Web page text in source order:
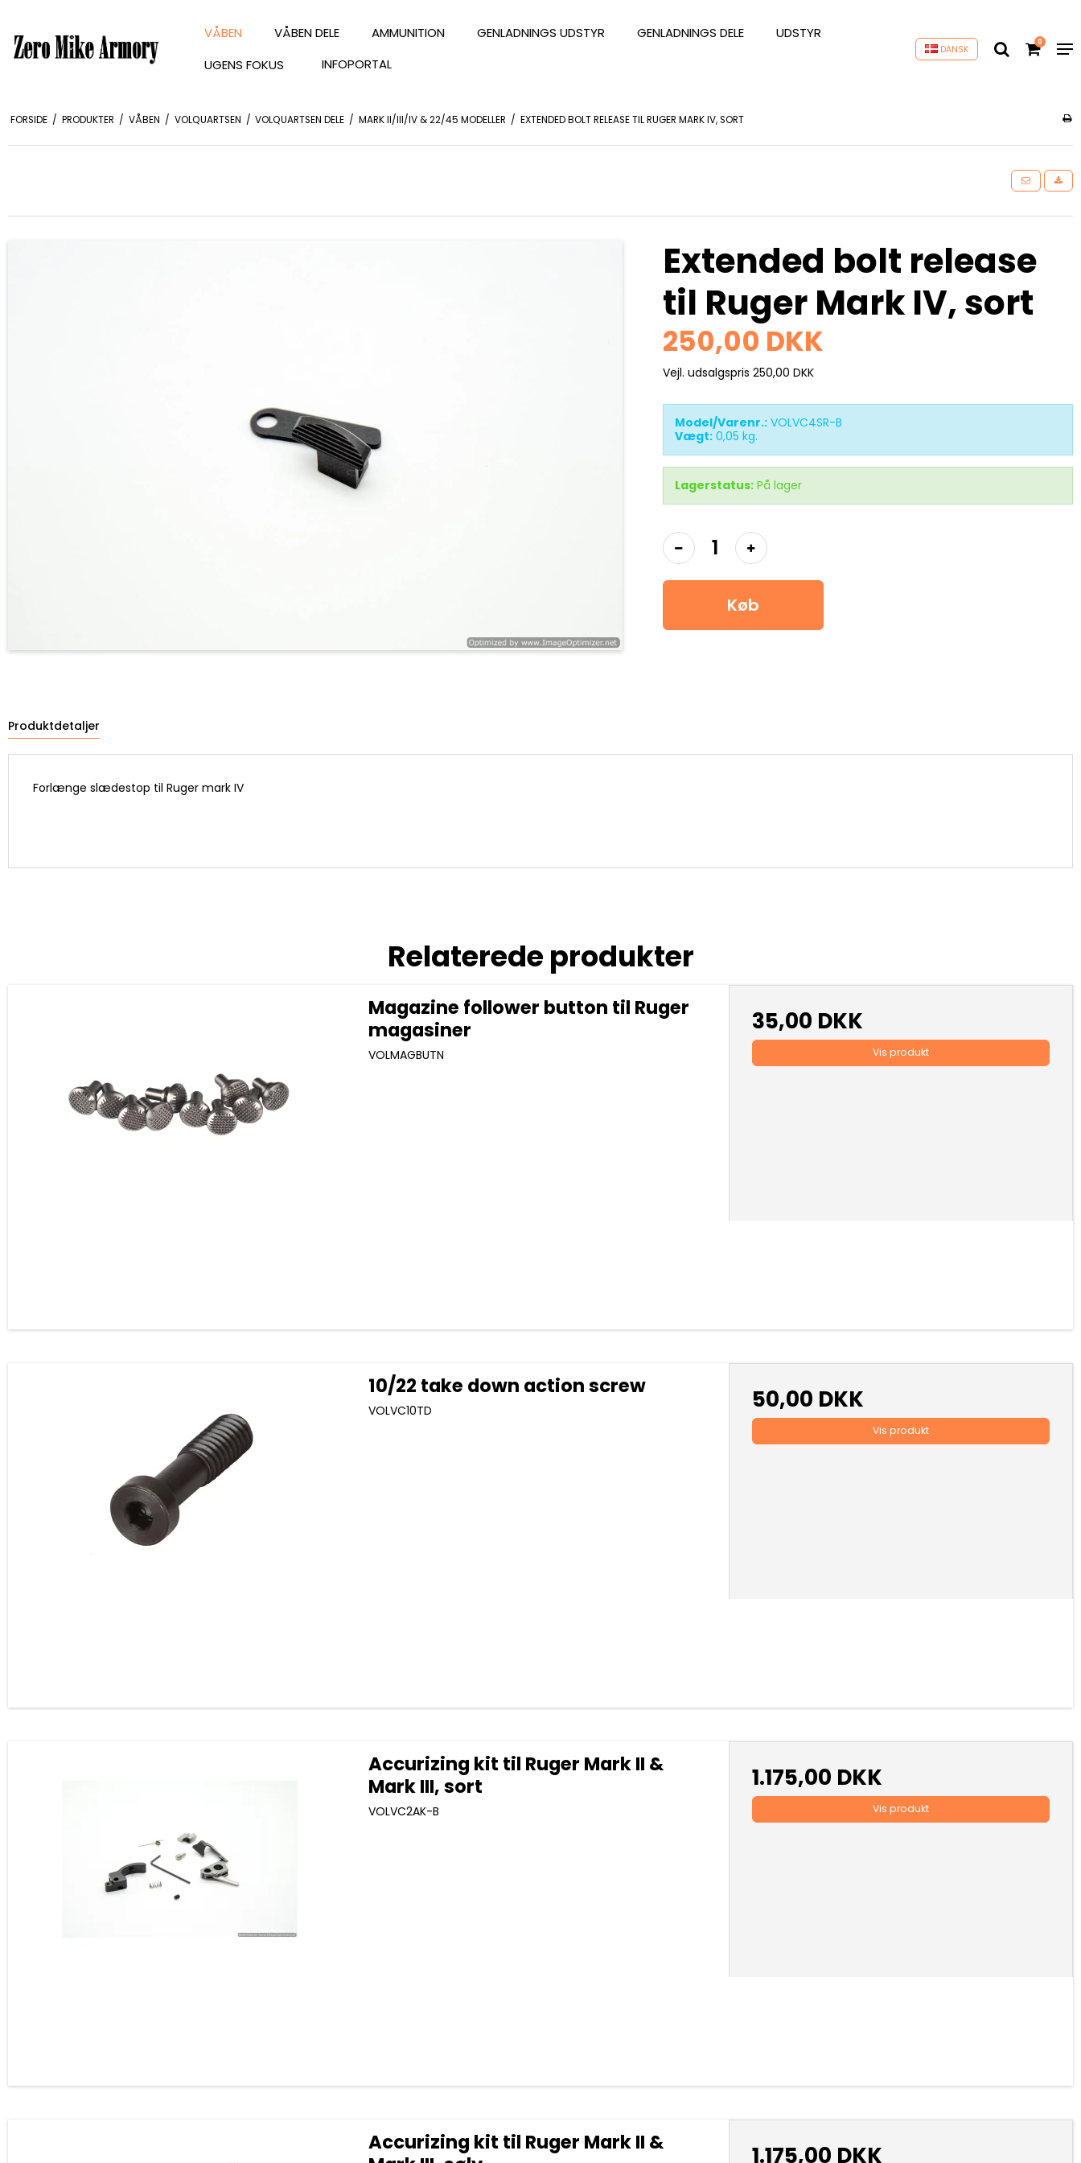
VÅBEN VÅBEN DELE AMMUNITION GENLADNINGS UDSTYR GENLADNINGS DELE
UDSTYR
UGENS FOKUS
INFOPORTAL
DANSK
0
FORSIDE / PRODUKTER / VÅBEN / VOLQUARTSEN / VOLQUARTSEN DELE / MARK II/III/IV & 22/45 MODELLER / EXTENDED BOLT RELEASE TIL RUGER MARK IV, SORT
Extended bolt release
til Ruger Mark IV, sort
250,00 DKK
Vejl. udsalgspris 250,00 DKK
Model/Varenr.: VOLVC4SR-B
Vægt: 0,05 kg.
Lagerstatus: På lager
Køb
Produktdetaljer
Forlænge slædestop til Ruger mark IV
Relaterede produkter
Magazine follower button til Ruger
magasiner
VOLMAGBUTN
35,00 DKK
Vis produkt
10/22 take down action screw
VOLVC10TD 50,00 DKK
Vis produkt
Accurizing kit til Ruger Mark II &
Mark III, sort
VOLVC2AK-B
1.175,00 DKK
Vis produkt
Accurizing kit til Ruger Mark II &
1.175,00 DKK